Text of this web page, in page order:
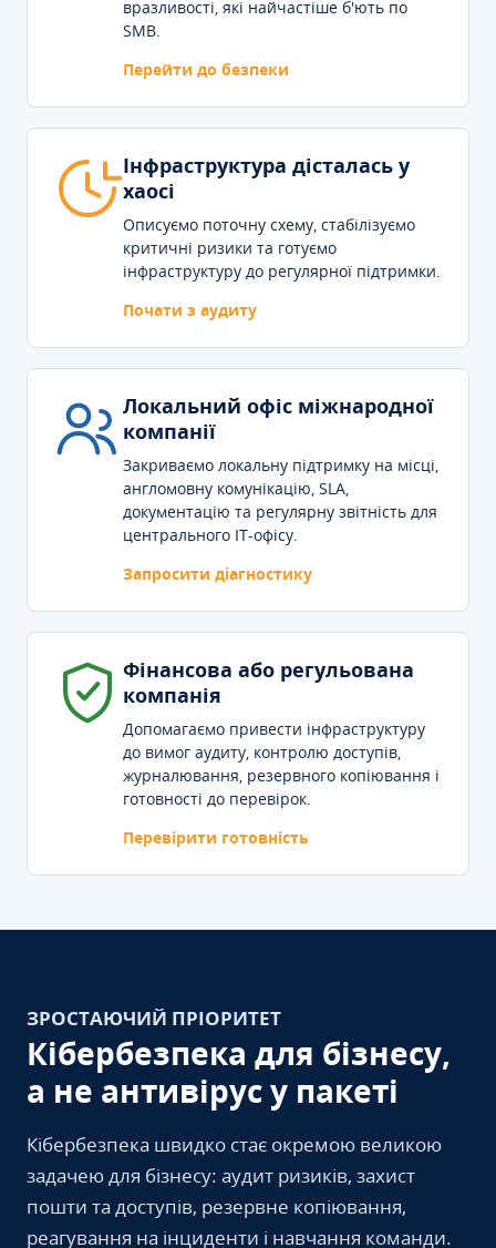
вразливості, які найчастіше б'ють по
SMB.
Перейти до безпеки
Інфраструктура дісталась у
хаосі
Описуємо поточну схему, стабілізуємо
критичні ризики та готуємо
інфраструктуру до регулярної підтримки.
Почати з аудиту
Локальний офіс міжнародної
компанії
Закриваємо локальну підтримку на місці,
англомовну комунікацію, SLA,
документацію та регулярну звітність для
центрального IT-офісу.
Запросити діагностику
Фінансова або регульована
компанія
Допомагаємо привести інфраструктуру
до вимог аудиту, контролю доступів,
журналювання, резервного копіювання і
готовності до перевірок.
Перевірити готовність
ЗРОСТАЮЧИЙ ПРІОРИТЕТ
Кібербезпека для бізнесу,
а не антивірус у пакеті
Кібербезпека швидко стає окремою великою
задачею для бізнесу: аудит ризиків, захист
пошти та доступів, резервне копіювання,
реагування на інциденти і навчання команди.